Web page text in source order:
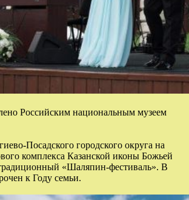
Российским национальным музеем
Посадского городского округа на
комплекса Казанской иконы Божьей
«Шаляпин-фестиваль». В
к Году семьи.